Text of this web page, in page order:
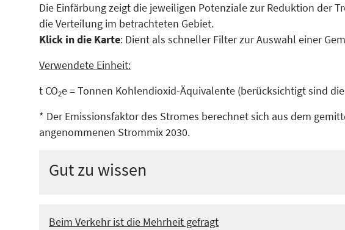
Die Einfärbung zeigt die jeweiligen Potenziale zur Reduktion der
die Verteilung im betrachteten Gebiet.
Klick in die Karte: Dient als schneller Filter zur Auswahl einer
Verwendete Einheit:
t CO2e = Tonnen Kohlendioxid-Äquivalente (berücksichtigt sind
* Der Emissionsfaktor des Stromes berechnet sich aus dem
angenommenen Strommix 2030.
Gut zu wissen
Beim Verkehr ist die Mehrheit gefragt